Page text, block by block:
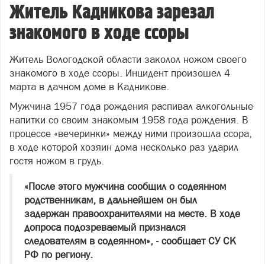
Житель Кадникова зарезал
знакомого в ходе ссоры
Житель Вологодской области заколол ножом своего
знакомого в ходе ссоры. Инцидент произошел 4
марта в дачном доме в Кадникове.
Мужчина 1957 года рождения распивал алкогольные
напитки со своим знакомым 1958 года рождения. В
процессе «вечеринки» между ними произошла ссора,
в ходе которой хозяин дома несколько раз ударил
гостя ножом в грудь.
«После этого мужчина сообщил о содеянном
родственникам, в дальнейшем он был
задержан правоохранителями на месте. В ходе
допроса подозреваемый признался
следователям в содеянном», - сообщает СУ СК
РФ по региону.